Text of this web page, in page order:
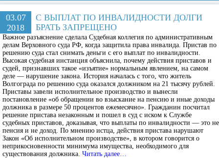
03.07
2018
С ВЫПЛАТ ПО ИНВАЛИДНОСТИ ДОЛГИ
БРАТЬ ЗАПРЕЩЕНО
Важное разъяснение сделала Судебная коллегия по административным
делам Верховного суда РФ, когда защитила права инвалида. Пристав по
решению суда стал снимать деньги с его выплат по инвалидности.
Высокая судебная инстанция объяснила, почему действия приставов и
судей, признавших такое «изъятие» нормальным явлением, на самом
деле — нарушение закона. История началась с того, что житель
Волгограда по решению суда оказался должником на 21 тысячу рублей.
Приставы завели исполнительное производство и вынесли
постановление «об обращении во взыскание на пенсию и иные доходы
должника в размере 50 процентов ежемесячно». Гражданин посчитал
решение пристава незаконным и пошел в суд с иском к Службе
судебных приставов, доказывая, что выплаты по инвалидности — это не
пенсия и не доход. По мнению истца, действия пристава нарушают
Закон «Об исполнительном производстве», в котором говорится о
неприкосновенности минимума имущества, необходимого для
существования должника. Читать далее…